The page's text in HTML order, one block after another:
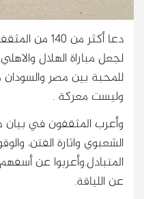
دعا أكثر من
لجعل مباراة الهلال
للمحبة بين مصر والسودان
وليست معركة .
وأعرب المثقفون في
الشعبوي واثارة الفتن،
المتبادل.وأعربوا عن
عن اللياقة.